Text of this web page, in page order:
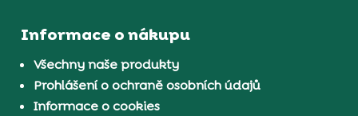
Informace o nákupu
Všechny naše produkty
Prohlášení o ochraně osobních údajů
Informace o cookies